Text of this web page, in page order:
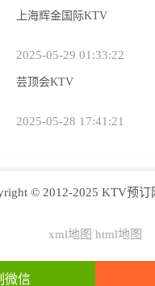
微信
上海辉金国际KTV
2025-05-29 01:33:22
芸顶会KTV
2025-05-28 17:41:21
© 2012-2025 KTV预订
xml地图 html地图